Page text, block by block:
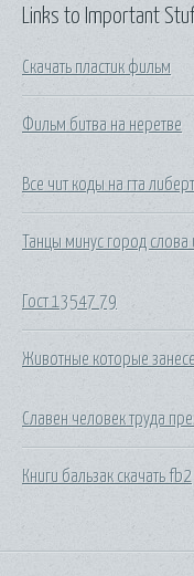
Links to Important
Скачать пластик фильм
Фильм битва на неретве
Все чит коды на гта
Танцы минус город слова
Гост 13547 79
Животные которые
Славен человек труда
Книги бальзак скачать fb2